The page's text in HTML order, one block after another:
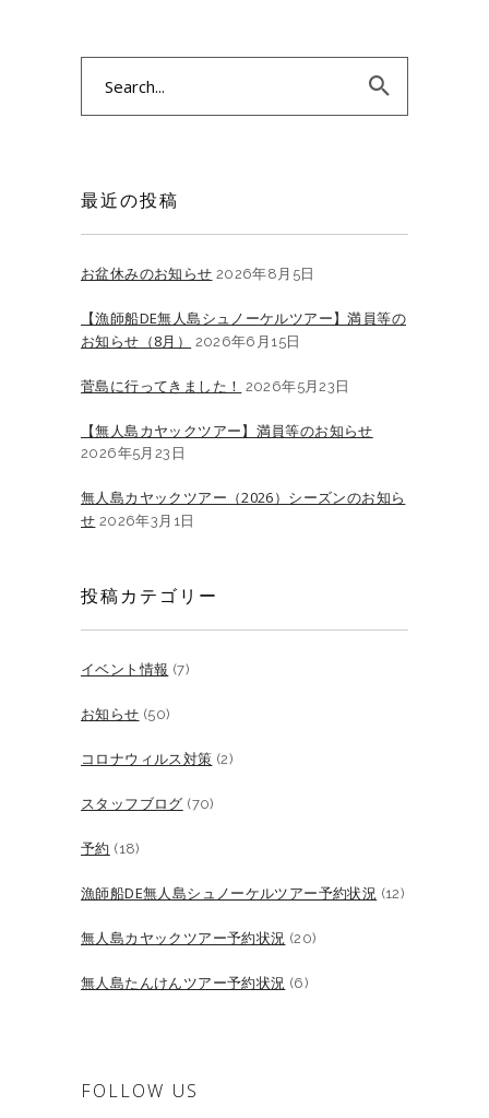
最近の投稿
お盆休みのお知らせ 2026年8月5日
【漁師船DE無人島シュノーケルツアー】満員等の
お知らせ（8月）
2026年6月15日
菅島に行ってきました！ 2026年5月23日
【無人島カヤックツアー】満員等のお知らせ
2026年5月23日
無人島カヤックツアー（2026）シーズンのお知ら
せ 2026年3月1日
投稿カテゴリー
イベント情報 (7)
お知らせ (50)
コロナウィルス対策 (2)
スタッフブログ (70)
予約 (18)
漁師船DE無人島シュノーケルツアー予約状況 (12)
無人島カヤックツアー予約状況 (20)
無人島たんけんツアー予約状況 (6)
FOLLOW US